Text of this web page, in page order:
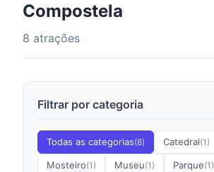
Compostela
8 atrações
Filtrar por categoria
Todas as categorias(8) Catedral(1)
Mosteiro(1) Museu(1) Parque(1)